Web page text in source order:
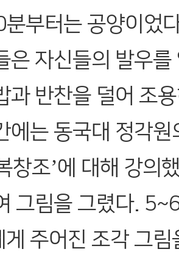
부터는 공양이었
은 자신들의 발우를
과 반찬을 덜어 조
에는 동국대 정각
창조’에 대해 강의
그림을 그렸다.
게 주어진 조각 그